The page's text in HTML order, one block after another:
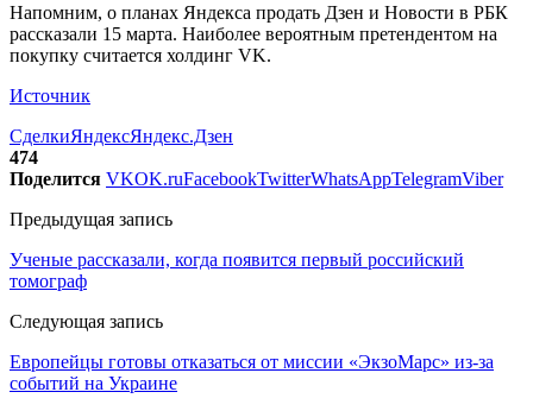
Напомним, о планах Яндекса продать Дзен и Новости в РБК
рассказали 15 марта. Наиболее вероятным претендентом на
покупку считается холдинг VK.
Источник
СделкиЯндексЯндекс.Дзен
474
Поделится VKOK.ruFacebookTwitterWhatsAppTelegramViber
Предыдущая запись
Ученые рассказали, когда появится первый российский
томограф
Следующая запись
Европейцы готовы отказаться от миссии «ЭкзоМарс» из-за
событий на Украине